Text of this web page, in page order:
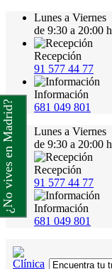
Lunes a Viernes
de 9:30 a 20:00 h
Recepción
91 577 44 77
Información
681 049 801
Lunes a Viernes
de 9:30 a 20:00 h
Recepción
91 577 44 77
Información
681 049 801
¿No vives en Madrid?